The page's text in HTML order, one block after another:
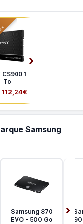
CS900 1
To
112,24€
Samsung
Samsung 870
EVO - 500 Go